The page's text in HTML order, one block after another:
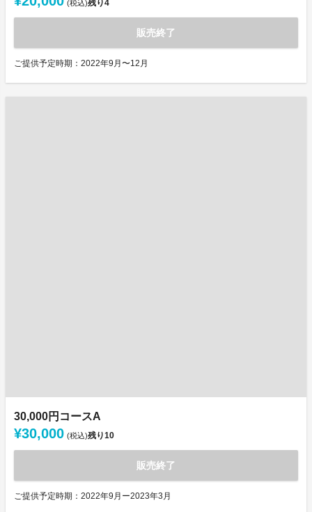
(税込)残り4
販売終了
ご提供予定時期：2022年9月〜12月
30,000円コースA
¥30,000 (税込)残り10
販売終了
ご提供予定時期：2022年9月ー2023年3月